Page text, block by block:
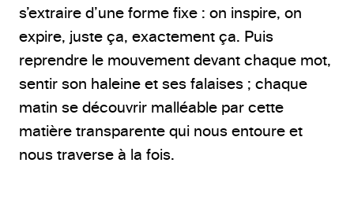
s’extraire d’une forme fixe : on inspire, on
expire, juste ça, exactement ça. Puis
reprendre le mouvement devant chaque mot,
sentir son haleine et ses falaises ; chaque
matin se découvrir malléable par cette
matière transparente qui nous entoure et
nous traverse à la fois.